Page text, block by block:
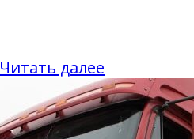
Читать далее